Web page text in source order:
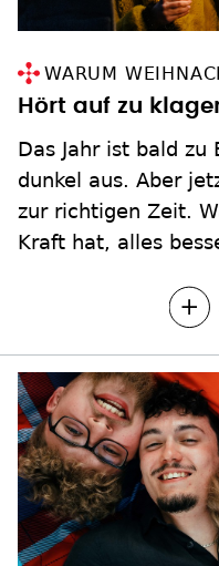
WARUM
Hört auf zu
Das Jahr ist bald zu
dunkel aus. Aber
zur richtigen Zeit.
Kraft hat, alles